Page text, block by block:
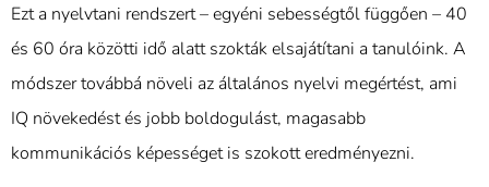
Ezt a nyelvtani rendszert – egyéni sebességtől függően – 40
és 60 óra közötti idő alatt szokták elsajátítani a tanulóink. A
módszer továbbá növeli az általános nyelvi megértést, ami
IQ növekedést és jobb boldogulást, magasabb
kommunikációs képességet is szokott eredményezni.